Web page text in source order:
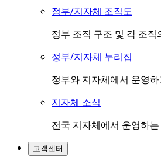
정부/지자체 조직도
정부 조직 구조 및 각 조
정부/지자체 누리집
정부와 지자체에서 운영
지자체 소식
전국 지자체에서 운영하
고객센터